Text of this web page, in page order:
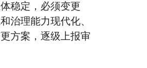
稳定，必须变更
治理能力现代化、
方案，逐级上报审